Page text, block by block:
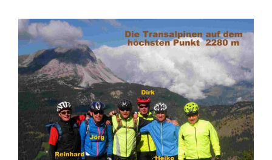
Zeige
grösseres
Bild